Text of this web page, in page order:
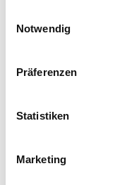
Cookies, wenn Sie
Notwendig
Präferenzen
Statistiken
Marketing
Inhaltsstoffe
DETAILS
Extras